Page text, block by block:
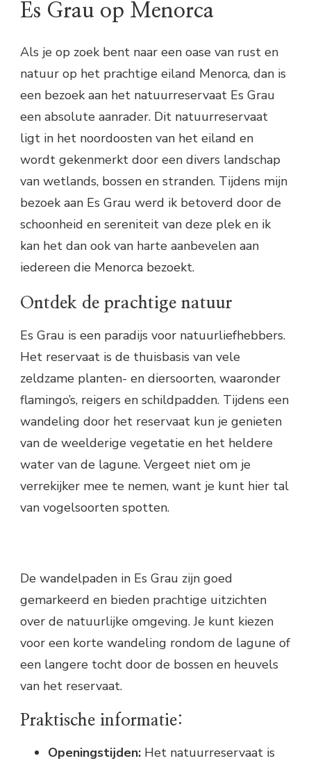
Es Grau op Menorca
Als je op zoek bent naar een oase van rust en
natuur op het prachtige eiland Menorca, dan is
een bezoek aan het natuurreservaat Es Grau
een absolute aanrader. Dit natuurreservaat
ligt in het noordoosten van het eiland en
wordt gekenmerkt door een divers landschap
van wetlands, bossen en stranden. Tijdens mijn
bezoek aan Es Grau werd ik betoverd door de
schoonheid en sereniteit van deze plek en ik
kan het dan ook van harte aanbevelen aan
iedereen die Menorca bezoekt.
Ontdek de prachtige natuur
Es Grau is een paradijs voor natuurliefhebbers.
Het reservaat is de thuisbasis van vele
zeldzame planten- en diersoorten, waaronder
flamingo’s, reigers en schildpadden. Tijdens een
wandeling door het reservaat kun je genieten
van de weelderige vegetatie en het heldere
water van de lagune. Vergeet niet om je
verrekijker mee te nemen, want je kunt hier tal
van vogelsoorten spotten.
De wandelpaden in Es Grau zijn goed
gemarkeerd en bieden prachtige uitzichten
over de natuurlijke omgeving. Je kunt kiezen
voor een korte wandeling rondom de lagune of
een langere tocht door de bossen en heuvels
van het reservaat.
Praktische informatie:
Openingstijden: Het natuurreservaat is